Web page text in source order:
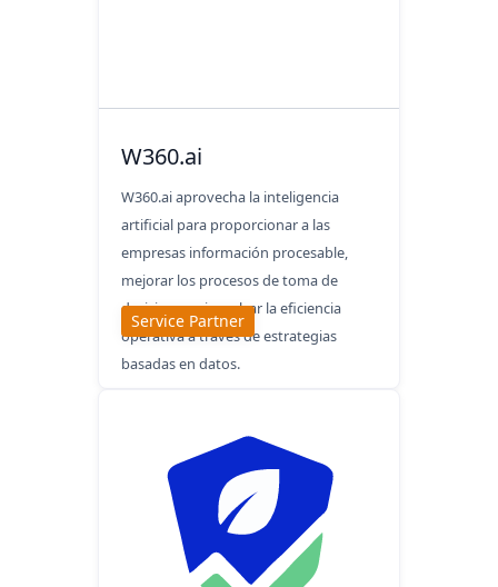
W360.ai
W360.ai aprovecha la inteligencia
artificial para proporcionar a las
empresas información procesable,
mejorar los procesos de toma de
decisiones e impulsar la eficiencia
operativa a través de estrategias
basadas en datos.
Service Partner